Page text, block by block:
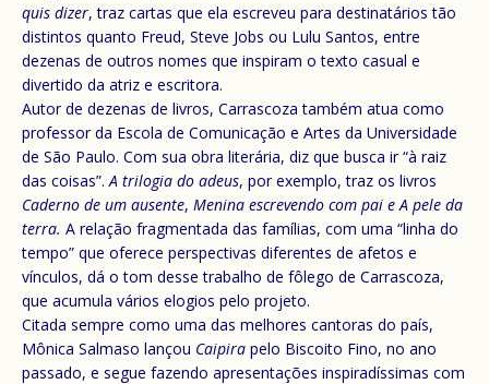
quis dizer, traz cartas que ela escreveu para destinatários tão
distintos quanto Freud, Steve Jobs ou Lulu Santos, entre
dezenas de outros nomes que inspiram o texto casual e
divertido da atriz e escritora.
Autor de dezenas de livros, Carrascoza também atua como
professor da Escola de Comunicação e Artes da Universidade
de São Paulo. Com sua obra literária, diz que busca ir “à raiz
das coisas”. A trilogia do adeus, por exemplo, traz os livros
Caderno de um ausente, Menina escrevendo com pai e A pele da
terra. A relação fragmentada das famílias, com uma “linha do
tempo” que oferece perspectivas diferentes de afetos e
vínculos, dá o tom desse trabalho de fôlego de Carrascoza,
que acumula vários elogios pelo projeto.
Citada sempre como uma das melhores cantoras do país,
Mônica Salmaso lançou Caipira pelo Biscoito Fino, no ano
passado, e segue fazendo apresentações inspiradíssimas com